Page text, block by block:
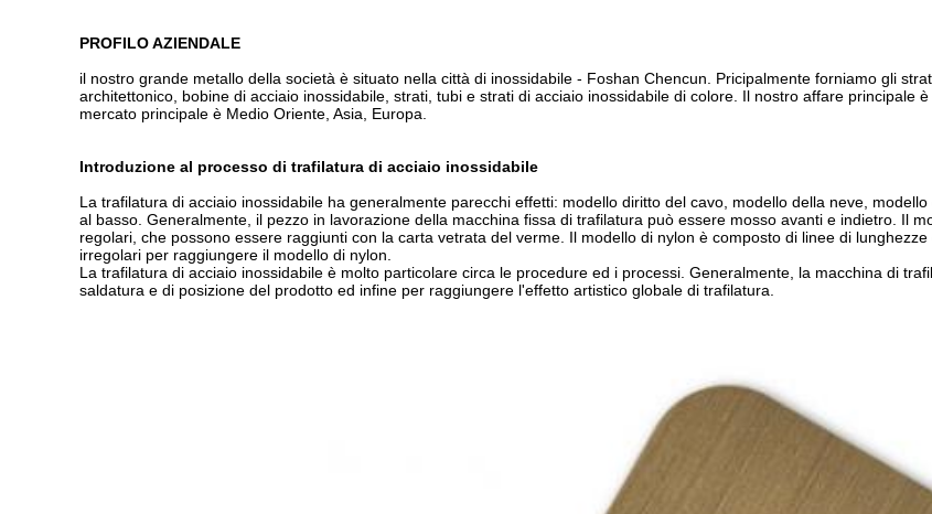
PROFILO AZIENDALE
il nostro grande metallo della società è situato nella città di inossidabile - Foshan Chencun. Pricipalmente forniamo gli
architettonico, bobine di acciaio inossidabile, strati, tubi e strati di acciaio inossidabile di colore. Il nostro affare principale
mercato principale è Medio Oriente, Asia, Europa.
Introduzione al processo di trafilatura di acciaio inossidabile
La trafilatura di acciaio inossidabile ha generalmente parecchi effetti: modello diritto del cavo, modello della neve,
al basso. Generalmente, il pezzo in lavorazione della macchina fissa di trafilatura può essere mosso avanti e indietro. Il
regolari, che possono essere raggiunti con la carta vetrata del verme. Il modello di nylon è composto di linee di
irregolari per raggiungere il modello di nylon.
La trafilatura di acciaio inossidabile è molto particolare circa le procedure ed i processi. Generalmente, la macchina di
saldatura e di posizione del prodotto ed infine per raggiungere l'effetto artistico globale di trafilatura.